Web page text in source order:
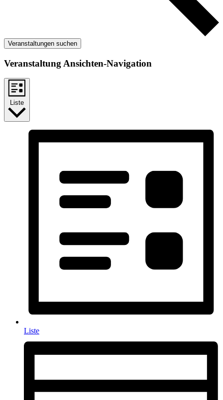
Veranstaltungen suchen
Veranstaltung Ansichten-Navigation
Liste
Liste